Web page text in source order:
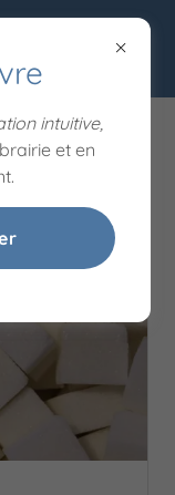
intuitive,
et en